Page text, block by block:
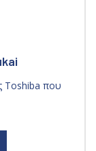
Toshiba που